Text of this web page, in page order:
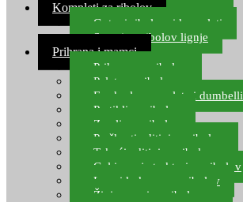
Kompleti za ribolov
Gotovi ribolovni kompleti
Setovi za ribolov lignje
Prihrana i mamci
Prihrana za ribolov
Pelete za ribolov
Feeder lovne pelete i dumbelli
Partikli za ribolov
Zemlja za ribolov
Praškasti aditivi za ribolov
Tekući aditivi za ribolov
Gel i sprej atraktori za ribolov
Lovni kukuruz za ribolov
Živi mamci za ribolov